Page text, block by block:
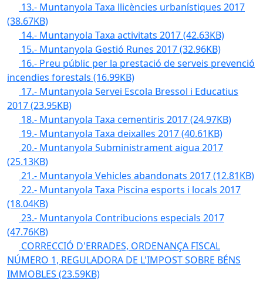
13.- Muntanyola Taxa llicències urbanístiques 2017
(38.67KB)
14.- Muntanyola Taxa activitats 2017(42.63KB)
15.- Muntanyola Gestió Runes 2017(32.96KB)
16.- Preu públic per la prestació de serveis prevenció
incendies forestals (16.99KB)
17.- Muntanyola Servei Escola Bressol i Educatius
2017(23.95KB)
18.- Muntanyola Taxa cementiris 2017(24.97KB)
19.- Muntanyola Taxa deixalles 2017(40.61KB)
20.- Muntanyola Subministrament aigua 2017
(25.13KB)
21.- Muntanyola Vehicles abandonats 2017(12.81KB)
22.- Muntanyola Taxa Piscina esports i locals 2017
(18.04KB)
23.- Muntanyola Contribucions especials 2017
(47.76KB)
CORRECCIÓ D'ERRADES, ORDENANÇA FISCAL
NÚMERO 1, REGULADORA DE L'IMPOST SOBRE BÉNS
IMMOBLES (23.59KB)